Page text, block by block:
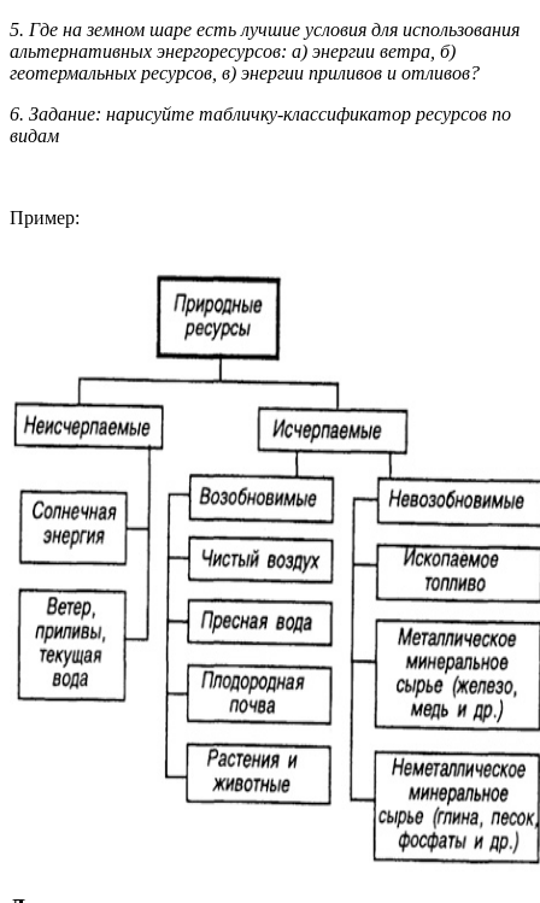
5. Где на земном шаре есть лучшие условия для использования
альтернативных энергоресурсов: а) энергии ветра, б)
геотермальных ресурсов, в) энергии приливов и отливов?
6. Задание: нарисуйте табличку-классификатор ресурсов по
видам
Пример: